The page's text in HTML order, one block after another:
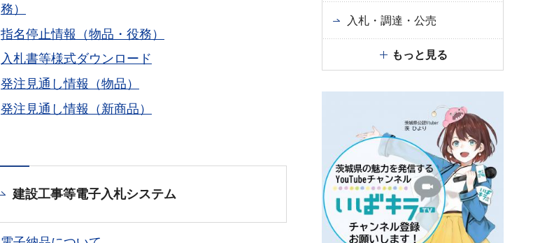
務）
指名停止情報（物品・役務）
入札書等様式ダウンロード
発注見通し情報（物品）
発注見通し情報（新商品）
建設工事等電子入札システム
入札・調達・公売
もっと見る